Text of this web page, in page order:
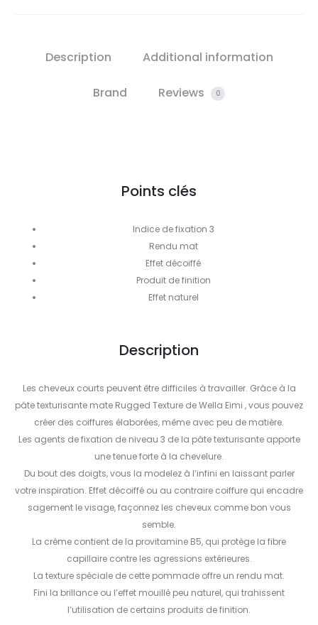
Description Additional information
Brand Reviews 0
Points clés
Indice de fixation 3
Rendu mat
Effet décoiffé
Produit de finition
Effet naturel
Description
Les cheveux courts peuvent être difficiles à travailler. Grâce à la
pâte texturisante mate Rugged Texture de Wella Eimi , vous pouvez
créer des coiffures élaborées, même avec peu de matière.
Les agents de fixation de niveau 3 de la pâte texturisante apporte
une tenue forte à la chevelure.
Du bout des doigts, vous la modelez à l’infini en laissant parler
votre inspiration. Effet décoiffé ou au contraire coiffure qui encadre
sagement le visage, façonnez les cheveux comme bon vous
semble.
La crème contient de la provitamine B5, qui protège la fibre
capillaire contre les agressions extérieures.
La texture spéciale de cette pommade offre un rendu mat.
Fini la brillance ou l’effet mouillé peu naturel, qui trahissent
l’utilisation de certains produits de finition.